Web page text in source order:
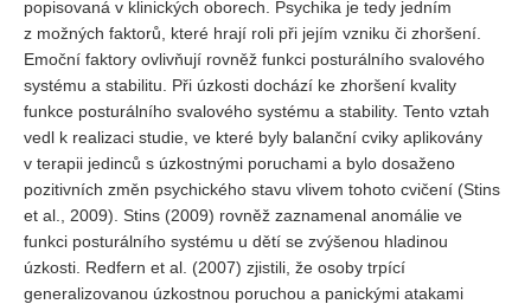
popisovaná v klinických oborech. Psychika je tedy jedním
z možných faktorů, které hrají roli při jejím vzniku či zhoršení.
Emoční faktory ovlivňují rovněž funkci posturálního svalového
systému a stabilitu. Při úzkosti dochází ke zhoršení kvality
funkce posturálního svalového systému a stability. Tento vztah
vedl k realizaci studie, ve které byly balanční cviky aplikovány
v terapii jedinců s úzkostnými poruchami a bylo dosaženo
pozitivních změn psychického stavu vlivem tohoto cvičení (Stins
et al., 2009). Stins (2009) rovněž zaznamenal anomálie ve
funkci posturálního systému u dětí se zvýšenou hladinou
úzkosti. Redfern et al. (2007) zjistili, že osoby trpící
generalizovanou úzkostnou poruchou a panickými atakami